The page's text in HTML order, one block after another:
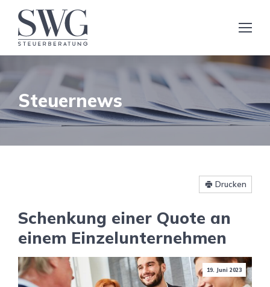
Steuernews
Drucken
Schenkung einer Quote an
einem Einzelunternehmen
19. Juni 2023